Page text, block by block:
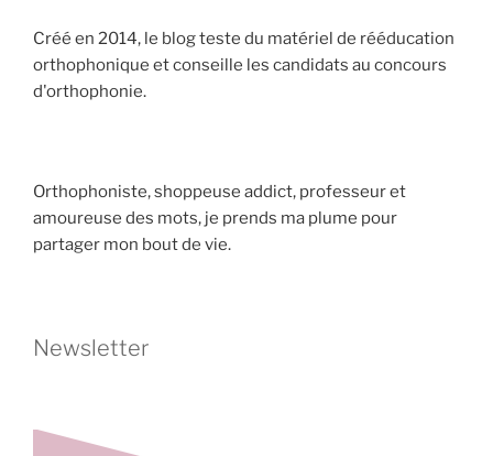
Créé en 2014, le blog teste du matériel de rééducation
orthophonique et conseille les candidats au concours
d'orthophonie.
Orthophoniste, shoppeuse addict, professeur et
amoureuse des mots, je prends ma plume pour
partager mon bout de vie.
Newsletter